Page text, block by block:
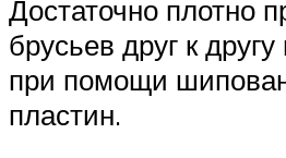
Достаточно плотно
брусьев друг к
при помощи
пластин.